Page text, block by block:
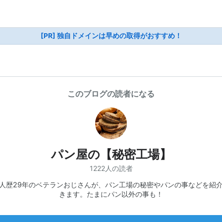
[PR] 独自ドメインは早めの取得がおすすめ！
このブログの読者になる
パン屋の【秘密工場】
1222人の読者
歴29年のベテランおじさんが、パン工場の秘密やパンの事などを紹
きます。たまにパン以外の事も！